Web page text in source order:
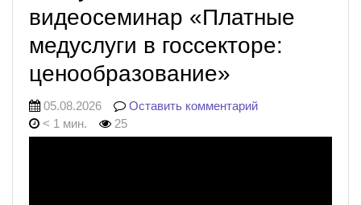
видеосеминар «Платные
медуслуги в госсекторе:
ценообразование»
05.08.2026
Оставить комментарий
< 1 мин.
25